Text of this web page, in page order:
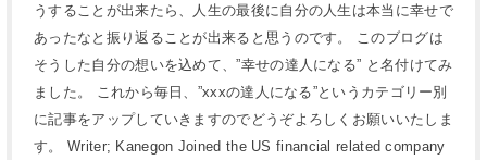
うすることが出来たら、人生の最後に自分の人生は本当に幸せで
あったなと振り返ることが出来ると思うのです。 このブログは
そうした自分の想いを込めて、”幸せの達人になる” と名付けてみ
ました。 これから毎日、”xxxの達人になる”というカテゴリー別
に記事をアップしていきますのでどうぞよろしくお願いいたしま
す。 Writer; Kanegon Joined the US financial related company